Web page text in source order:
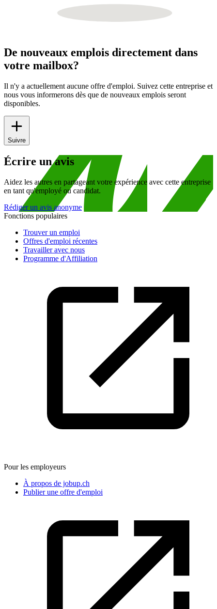
De nouveaux emplois directement dans
votre mailbox?
Il n'y a actuellement aucune offre d'emploi. Suivez cette entreprise et
nous vous informerons dès que de nouveaux emplois seront
disponibles.
Suivre
Écrire un avis
Aidez les autres en partageant votre expérience avec cette entreprise
en tant qu'employé ou candidat.
Rédiger un avis anonyme
Fonctions populaires
Trouver un emploi
Offres d'emploi récentes
Travailler avec nous
Programme d'Affiliation
Pour les employeurs
À propos de jobup.ch
Publier une offre d'emploi